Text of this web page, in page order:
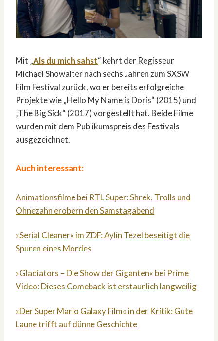
Mit „Als du mich sahst“ kehrt der Regisseur
Michael Showalter nach sechs Jahren zum SXSW
Film Festival zurück, wo er bereits erfolgreiche
Projekte wie „Hello My Name is Doris“ (2015) und
„The Big Sick“ (2017) vorgestellt hat. Beide Filme
wurden mit dem Publikumspreis des Festivals
ausgezeichnet.
Auch interessant:
Animationsfilme bei RTL Super: Shrek, Trolls und
Ohnezahn erobern den Samstagabend
»Serial Cleaner« im ZDF: Aylin Tezel beseitigt die
Spuren eines Mordes
»Gladiators – Die Show der Giganten« bei Prime
Video: Dieses Comeback ist erstaunlich langweilig
»Der Super Mario Galaxy Film« in der Kritik: Gute
Laune trifft auf dünne Geschichte